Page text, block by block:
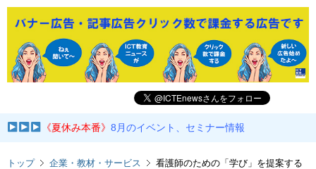
《夏休み本番》8月のイベント、セミナー情報
トップ 企業・教材・サービス
看護師のための「学び」を提案する